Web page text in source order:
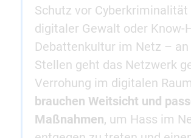
Schutz vor Cyberkriminalität
digitaler Gewalt oder Know-
Debattenkultur im Netz –
Stellen geht das Netzwerk
Verrohung im digitalen
brauchen Weitsicht und
Maßnahmen, um Hass im